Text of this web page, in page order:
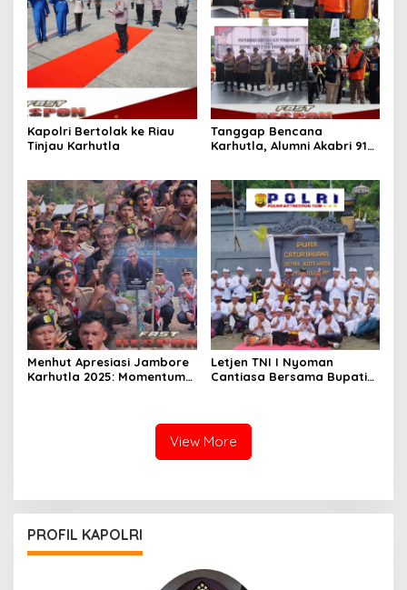
Kapolri Bertolak ke Riau
Tinjau Karhutla
Tanggap Bencana
Karhutla, Alumni Akabri 91
Polda Kalteng
Menhut Apresiasi Jambore
Karhutla 2025: Momentum
Letjen TNI I Nyoman
Cantiasa Bersama Bupati
View More
PROFIL KAPOLRI